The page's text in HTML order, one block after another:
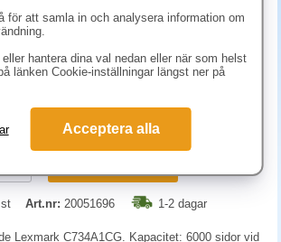
2450 kr (inkl. moms)
Art.nr: 20051696 1-2 dagar
Lexmark C734A1CG. Kapacitet: 6000 sidor vid
för att samla in och analysera information om
hantera dina val nedan eller när som helst
länken Cookie-inställningar längst ner på
Acceptera alla